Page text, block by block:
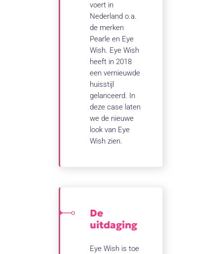
voert in
Nederland o.a.
de merken
Pearle en Eye
Wish. Eye Wish
heeft in 2018
een vernieuwde
huisstijl
gelanceerd. In
deze case laten
we de nieuwe
look van Eye
Wish zien.
De
uitdaging
Eye Wish is toe